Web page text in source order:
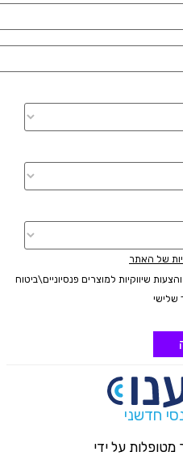
של האתר
שיווקיות למוצרים פנסיוניים\ביטוח
חדשני
על ידי